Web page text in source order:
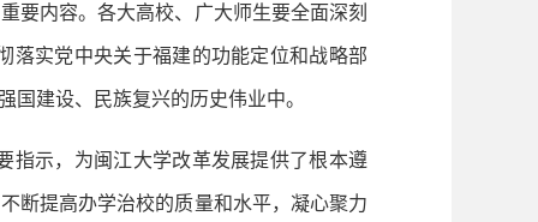
要内容。各大高校、广大师生要全面深刻
落实党中央关于福建的功能定位和战略部
建设、民族复兴的历史伟业中。
示，为闽江大学改革发展提供了根本遵
断提高办学治校的质量和水平，凝心聚力